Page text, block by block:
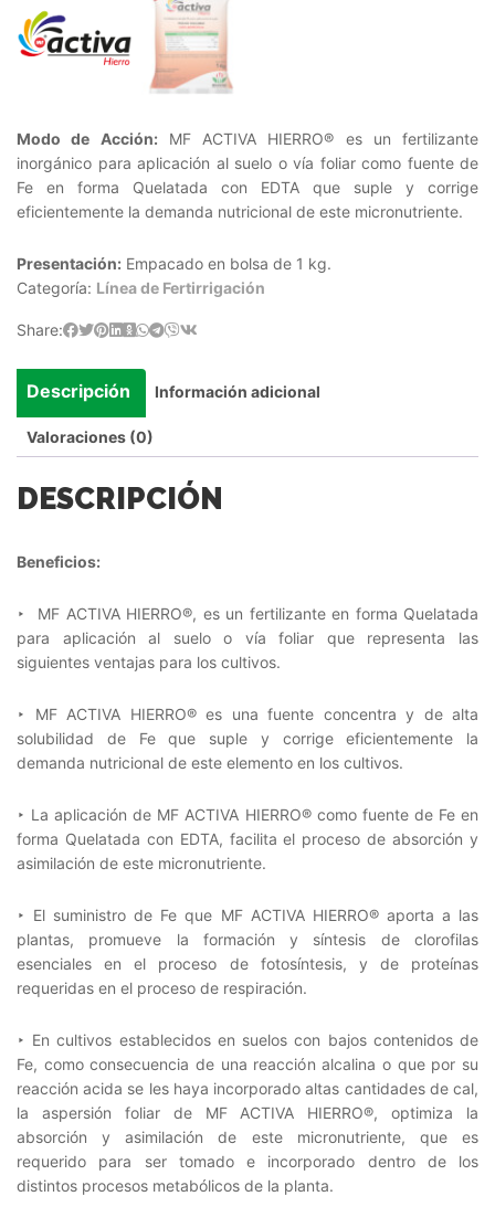
Modo de Acción:MF ACTIVA HIERRO® es un fertilizante
inorgánico para aplicación al suelo o vía foliar como fuente de
Fe en forma Quelatada con EDTA que suple y corrige
eficientemente la demanda nutricional de este micronutriente.
Presentación: Empacado en bolsa de 1 kg.
Categoría: Línea de Fertirrigación
Share:
Descripción Información adicional
Valoraciones (0)
DESCRIPCIÓN
Beneficios:
‣ MF ACTIVA HIERRO®, es un fertilizante en forma Quelatada
para aplicación al suelo o vía foliar que representa las
siguientes ventajas para los cultivos.
‣ MF ACTIVA HIERRO® es una fuente concentra y de alta
solubilidad de Fe que suple y corrige eficientemente la
demanda nutricional de este elemento en los cultivos.
‣ La aplicación de MF ACTIVA HIERRO® como fuente de Fe en
forma Quelatada con EDTA, facilita el proceso de absorción y
asimilación de este micronutriente.
‣ El suministro de Fe que MF ACTIVA HIERRO® aporta a las
plantas, promueve la formación y síntesis de clorofilas
esenciales en el proceso de fotosíntesis, y de proteínas
requeridas en el proceso de respiración.
‣ En cultivos establecidos en suelos con bajos contenidos de
Fe, como consecuencia de una reacción alcalina o que por su
reacción acida se les haya incorporado altas cantidades de cal,
la aspersión foliar de MF ACTIVA HIERRO®, optimiza la
absorción y asimilación de este micronutriente, que es
requerido para ser tomado e incorporado dentro de los
distintos procesos metabólicos de la planta.